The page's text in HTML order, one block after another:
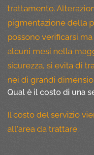
trattamento.
pigmentazione della
possono verificarsi
alcuni mesi nella
sicurezza, si evita di
nei di grandi
Qual è il costo di una
Il costo del servizio
all'area da trattare.